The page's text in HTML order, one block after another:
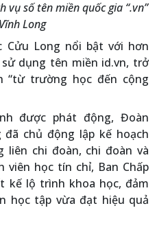
vụ số tên miền quốc gia “.vn”
Long
Cửu Long nổi bật với hơn
dụng tên miền id.vn, trở
“từ trường học đến cộng
được phát động, Đoàn
chủ động lập kế hoạch
chi đoàn, chi đoàn và
viên học tín chỉ, Ban Chấp
kế lộ trình khoa học, đảm
học tập vừa đạt hiệu quả